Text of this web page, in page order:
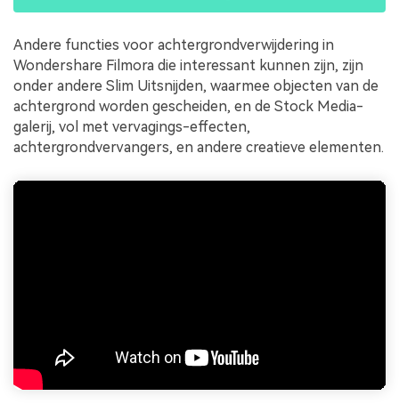
Andere functies voor achtergrondverwijdering in
Wondershare Filmora die interessant kunnen zijn, zijn
onder andere Slim Uitsnijden, waarmee objecten van de
achtergrond worden gescheiden, en de Stock Media-
galerij, vol met vervagings-effecten,
achtergrondvervangers, en andere creatieve elementen.